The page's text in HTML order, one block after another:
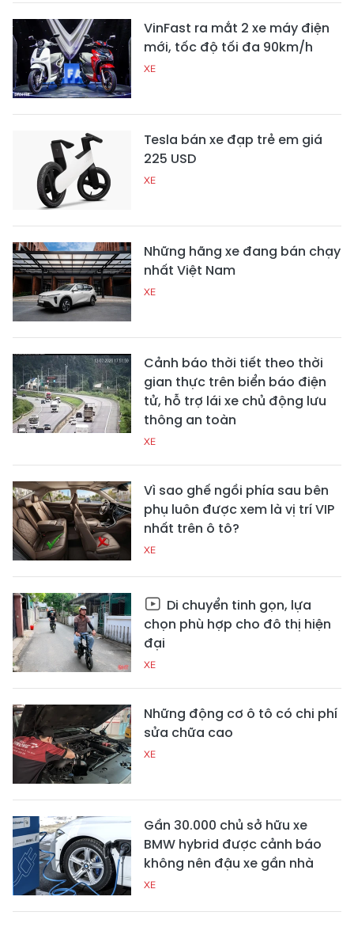
VinFast ra mắt 2 xe máy điện
mới, tốc độ tối đa 90km/h
XE
Tesla bán xe đạp trẻ em giá
225 USD
XE
Những hãng xe đang bán chạy
nhất Việt Nam
XE
Cảnh báo thời tiết theo thời
gian thực trên biển báo điện
tử, hỗ trợ lái xe chủ động lưu
thông an toàn
XE
Vì sao ghế ngồi phía sau bên
phụ luôn được xem là vị trí VIP
nhất trên ô tô?
XE
Di chuyển tinh gọn, lựa
chọn phù hợp cho đô thị hiện
đại
XE
Những động cơ ô tô có chi phí
sửa chữa cao
XE
Gần 30.000 chủ sở hữu xe
BMW hybrid được cảnh báo
không nên đậu xe gần nhà
XE